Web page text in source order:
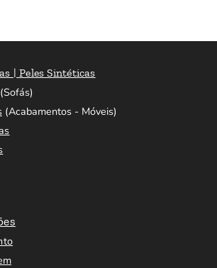
| Peles Sintéticas
(Sofás)
(Acabamentos - Móveis)